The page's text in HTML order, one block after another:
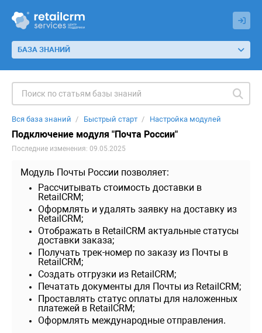
БАЗА ЗНАНИЙ
Вся база знаний Быстрый старт Настройка модулей
Подключение модуля "Почта России"
Последние изменения: 09.05.2025
Модуль Почты России позволяет:
Рассчитывать стоимость доставки в
RetailCRM;
Оформлять и удалять заявку на доставку из
RetailCRM;
Отображать в RetailCRM актуальные статусы
доставки заказа;
Получать трек-номер по заказу из Почты в
RetailCRM;
Создать отгрузки из RetailCRM;
Печатать документы для Почты из RetailCRM;
Проставлять статус оплаты для наложенных
платежей в RetailCRM;
Оформлять международные отправления.